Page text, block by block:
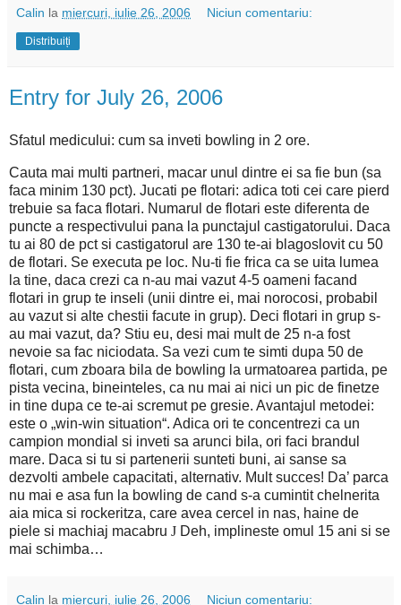
Calin la miercuri, iulie 26, 2006 Niciun comentariu:
Distribuiți
Entry for July 26, 2006
Sfatul medicului: cum sa inveti bowling in 2 ore.
Cauta mai multi partneri, macar unul dintre ei sa fie bun (sa
faca minim 130 pct). Jucati pe flotari: adica toti cei care pierd
trebuie sa faca flotari. Numarul de flotari este diferenta de
puncte a respectivului pana la punctajul castigatorului. Daca
tu ai 80 de pct si castigatorul are 130 te-ai blagoslovit cu 50
de flotari. Se executa pe loc. Nu-ti fie frica ca se uita lumea
la tine, daca crezi ca n-au mai vazut 4-5 oameni facand
flotari in grup te inseli (unii dintre ei, mai norocosi, probabil
au vazut si alte chestii facute in grup). Deci flotari in grup s-
au mai vazut, da? Stiu eu, desi mai mult de 25 n-a fost
nevoie sa fac niciodata. Sa vezi cum te simti dupa 50 de
flotari, cum zboara bila de bowling la urmatoarea partida, pe
pista vecina, bineinteles, ca nu mai ai nici un pic de finetze
in tine dupa ce te-ai scremut pe gresie. Avantajul metodei:
este o „win-win situation“. Adica ori te concentrezi ca un
campion mondial si inveti sa arunci bila, ori faci brandul
mare. Daca si tu si partenerii sunteti buni, ai sanse sa
dezvolti ambele capacitati, alternativ. Mult succes! Da’ parca
nu mai e asa fun la bowling de cand s-a cumintit chelnerita
aia mica si rockeritza, care avea cercel in nas, haine de
piele si machiaj macabru J Deh, implineste omul 15 ani si se
mai schimba…
Calin la miercuri, iulie 26, 2006 Niciun comentariu: